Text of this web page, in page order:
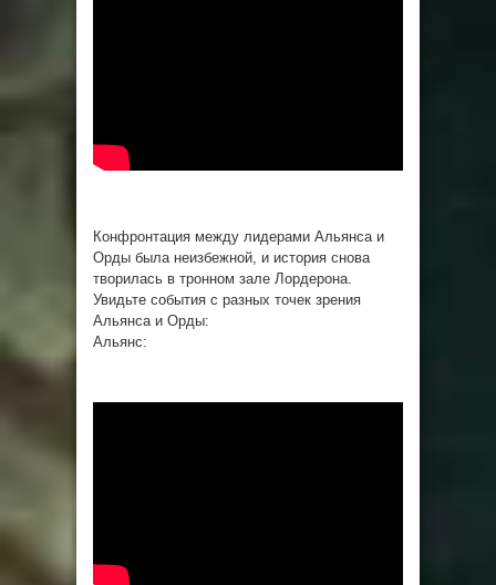
Конфронтация между лидерами Альянса и
Орды была неизбежной, и история снова
творилась в тронном зале Лордерона.
Увидьте события с разных точек зрения
Альянса и Орды:
Альянс: